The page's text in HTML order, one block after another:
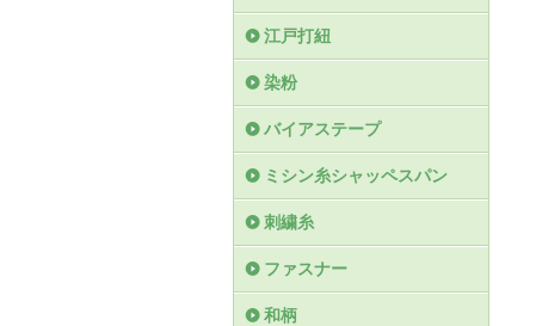
江戸打紐
染粉
バイアステープ
ミシン糸シャッペスパン
刺繍糸
ファスナー
和柄